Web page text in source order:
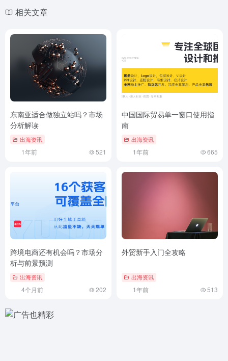
相关文章
东南亚适合做独立站吗？市场
分析解读
出海资讯
1年前 521
中国国际贸易单一窗口使用指
南
出海资讯
1年前 665
跨境电商还有机会吗？市场分
析与前景预测
出海资讯
4个月前 202
外贸新手入门全攻略
出海资讯
1年前 513